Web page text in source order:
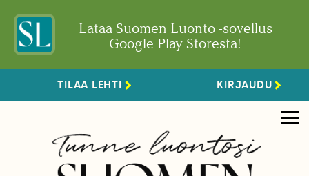
Lataa Suomen Luonto -sovellus
Google Play Storesta!
TILAA LEHTI KIRJAUDU